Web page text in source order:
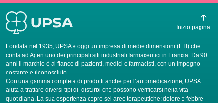
Fondata nel 1935, UPSA è oggi un’impresa di medie dimensioni (ETI) che
conta ad Agen uno dei principali siti industriali farmaceutici in Francia. Da 90
anni il marchio è al fianco di pazienti, medici e farmacisti, con un impegno
costante e riconosciuto.
Con una gamma completa di prodotti anche per l’automedicazione, UPSA
aiuta a trattare diversi tipi di disturbi che possono verificarsi nella vita
quotidiana. La sua esperienza copre sei aree terapeutiche: dolore e febbre
Inizio pagina